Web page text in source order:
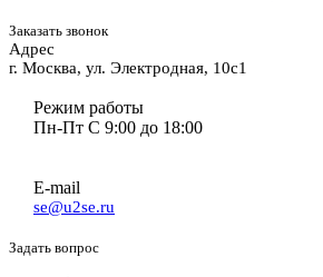
Заказать звонок
Адрес
г. Москва, ул. Электродная, 10с1
Режим работы
Пн-Пт С 9:00 до 18:00
E-mail
se@u2se.ru
Задать вопрос